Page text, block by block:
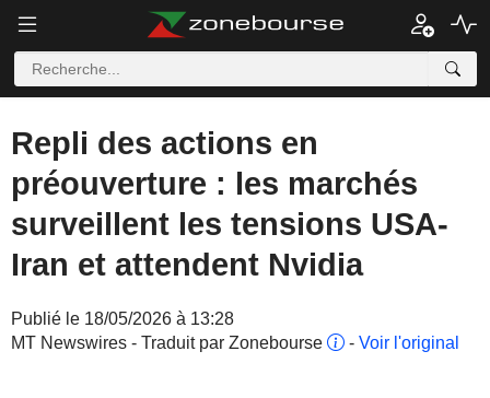
Repli des actions en
préouverture : les marchés
surveillent les tensions USA-
Iran et attendent Nvidia
Publié le 18/05/2026 à 13:28
MT Newswires - Traduit par Zonebourse
- Voir l'original